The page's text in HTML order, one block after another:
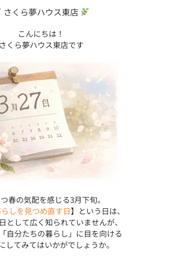
さくら夢ハウス東店
こんにちは！
さくら夢ハウス東店です
春の気配を感じる3月下旬。
しを見つめ直す日】という日は、
として広く知られていませんが、
自分たちの暮らし」に目を向ける
してみてはいかがでしょうか。